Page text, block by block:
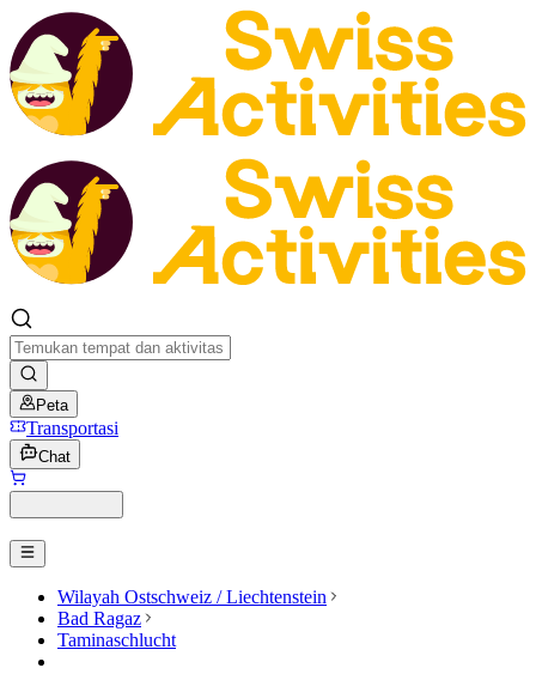
Peta
Transportasi
Chat
Wilayah Ostschweiz / Liechtenstein
Bad Ragaz
Taminaschlucht